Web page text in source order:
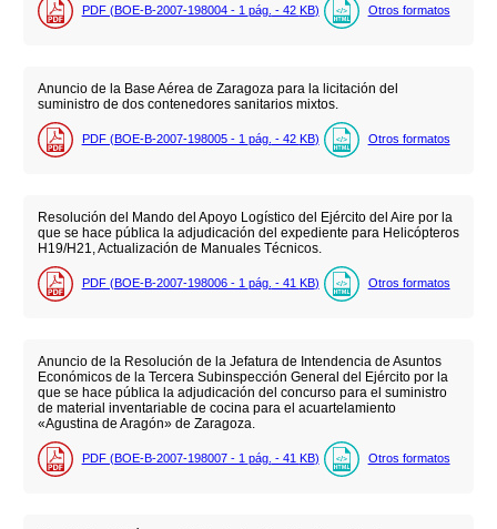
PDF (BOE-B-2007-198004 - 1 pág. - 42 KB) Otros formatos
Anuncio de la Base Aérea de Zaragoza para la licitación del
suministro de dos contenedores sanitarios mixtos.
PDF (BOE-B-2007-198005 - 1 pág. - 42 KB) Otros formatos
Resolución del Mando del Apoyo Logístico del Ejército del Aire por la
que se hace pública la adjudicación del expediente para Helicópteros
H19/H21, Actualización de Manuales Técnicos.
PDF (BOE-B-2007-198006 - 1 pág. - 41 KB) Otros formatos
Anuncio de la Resolución de la Jefatura de Intendencia de Asuntos
Económicos de la Tercera Subinspección General del Ejército por la
que se hace pública la adjudicación del concurso para el suministro
de material inventariable de cocina para el acuartelamiento
«Agustina de Aragón» de Zaragoza.
PDF (BOE-B-2007-198007 - 1 pág. - 41 KB) Otros formatos